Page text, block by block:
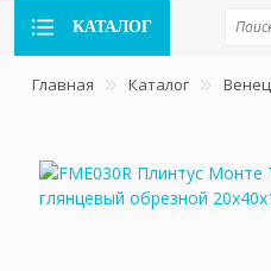
КАТАЛОГ
Главная Каталог